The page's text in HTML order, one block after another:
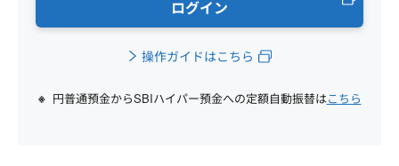
ログイン
操作ガイドはこちら
円普通預金からSBIハイパー預金への定額自動振替はこちら